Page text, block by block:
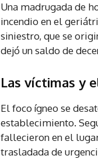
Una madrugada de
incendio en el
siniestro, que se
dejó un saldo de
Las víctimas y
El foco ígneo se
establecimiento.
fallecieron en el
trasladada de